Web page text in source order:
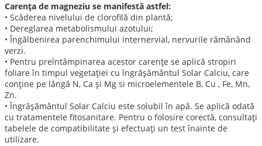
Carenţa de magneziu se manifestă astfel:
• Scăderea nivelului de clorofilă din plantă;
• Dereglarea metabolismului azotului;
• Îngălbenirea parenchimului internervial, nervurile rămânând
verzi.
• Pentru preîntâmpinarea acestor carenţe se aplică stropiri
foliare în timpul vegetaţiei cu îngrăşământul Solar Calciu, care
conţine pe lângă N, Ca şi Mg si microelementele B, Cu , Fe, Mn,
Zn.
• Îngrăşământul Solar Calciu este solubil în apă. Se aplică odată
cu tratamentele fitosanitare. Pentru o folosire corectă, consultaţi
tabelele de compatibilitate şi efectuaţi un test înainte de
utilizare.